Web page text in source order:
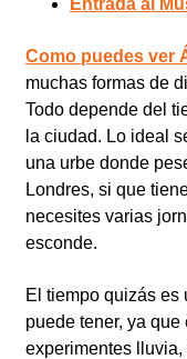
Como puedes ver
muchas formas de
Todo depende del
la ciudad. Lo ideal
una urbe donde
Londres, si que
necesites varias
esconde.
El tiempo quizás es
puede tener, ya
experimentes lluvia,